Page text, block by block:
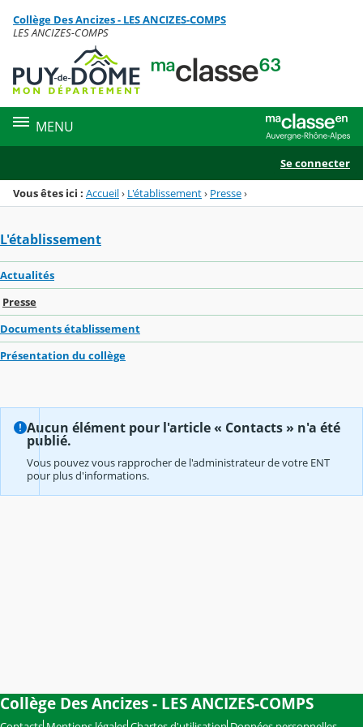
Menu de la rubrique
Contenu
Collège Des Ancizes - LES ANCIZES-COMPS
LES ANCIZES-COMPS
MENU
Se connecter
Vous êtes ici : Accueil› L'établissement› Presse›
L'établissement
Actualités
Presse
Documents établissement
Présentation du collège
Aucun élément pour l'article « Contacts » n'a été
publié.
Vous pouvez vous rapprocher de l'administrateur de votre ENT
pour plus d'informations.
Collège Des Ancizes - LES ANCIZES-COMPS